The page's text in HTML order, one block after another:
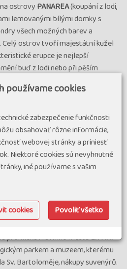
ostrovy PANAREA(koupání z lodi,
lemovanými bílými domky s
všech možných barev a
. Celý ostrov tvoří majestátní kužel
erupce je nejlepší
buď z lodi nebo při pěším
výstup s autorizovaným
relaxace u moře nebo v
výlet na zelený ostrovSALINA(cca
ostrov, vykoupeme se v zátoce
, a nakonec zastavíme v
cunzato" - obrovskou bruschettou
prohlídku hlavního městaLIPARI
parkem a muzeem, kterému
Sv. Bartoloměje, nákupy suvenýrů.
používame cookies
zabezpečenie funkčnosti
obsahovať rôzne informácie,
webovej stránky a priniesť
Niektoré cookies sú nevyhnutné
iné používame s vašim
cookies Povoliť všetko